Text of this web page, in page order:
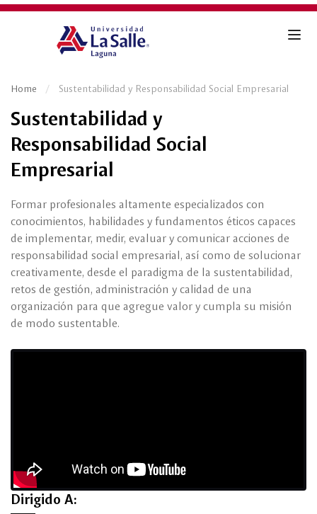
Home Sustentabilidad y Responsabilidad Social Empresarial
Sustentabilidad y
Responsabilidad Social
Empresarial
Formar profesionales altamente especializados con
conocimientos, habilidades y fundamentos éticos capaces
de implementar, medir, evaluar y comunicar acciones de
responsabilidad social empresarial, así como de solucionar
creativamente, desde el paradigma de la sustentabilidad,
retos de gestión, administración y calidad de una
organización para que agregue valor y cumpla su misión
de modo sustentable.
Dirigido A: